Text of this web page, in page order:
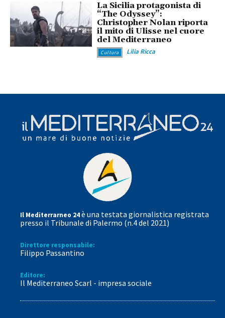
La Sicilia protagonista di
“The Odyssey”:
Christopher Nolan riporta
il mito di Ulisse nel cuore
del Mediterraneo
Cultura Lilia Ricca
Il Mediterrarneo 24è una testata giornalistica registrata
presso il Tribunale di Palermo (n.4 del 2021)
Direttore responsabile:
Filippo Passantino
Editore:
Il Mediterraneo Scarl - impresa sociale